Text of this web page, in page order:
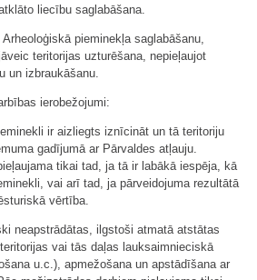
liecību saglabāšana.
pieminekļa saglabāšanu,
teritorijas uzturēšana, nepieļaujot
un izbraukāšanu.
ierobežojumi:
ir aizliegts iznīcināt un tā teritoriju
gadījumā ar Pārvaldes atļauju.
tikai tad, ja tā ir labākā iespēja, kā
vai arī tad, ja pārveidojuma rezultātā
vērtība.
neapstrādātas, ilgstoši atmatā atstātas
vai tās daļas lauksaimnieciskā
u.c.), apmežošana un apstādīšana ar